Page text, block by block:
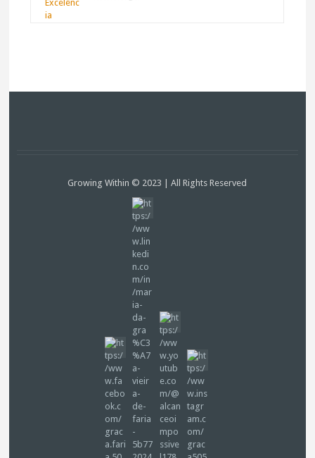
Growing Within © 2023 | All Rights Reserved